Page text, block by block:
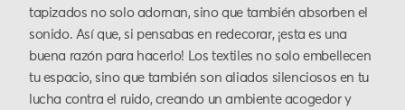
tapizados no solo adornan, sino que también absorben el
sonido. Así que, si pensabas en redecorar, ¡esta es una
buena razón para hacerlo! Los textiles no solo embellecen
tu espacio, sino que también son aliados silenciosos en tu
lucha contra el ruido, creando un ambiente acogedor y